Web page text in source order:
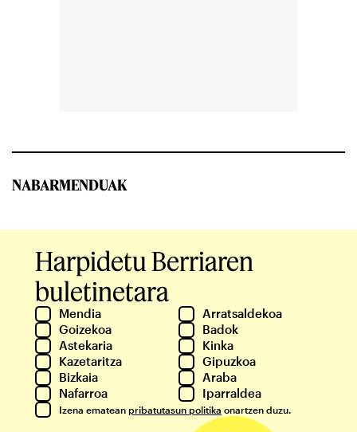
NABARMENDUAK
Harpidetu Berriaren
buletinetara
Mendia
Arratsaldekoa
Goizekoa
Badok
Astekaria
Kinka
Kazetaritza
Gipuzkoa
Bizkaia
Araba
Nafarroa
Iparraldea
Izena ematean pribatutasun politika onartzen duzu.